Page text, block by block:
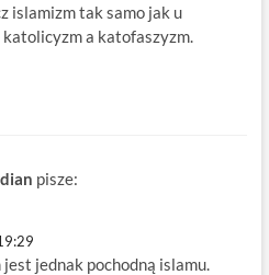
islamizm tak samo jak u
a katofaszyzm.
pisze:
jednak pochodną islamu.